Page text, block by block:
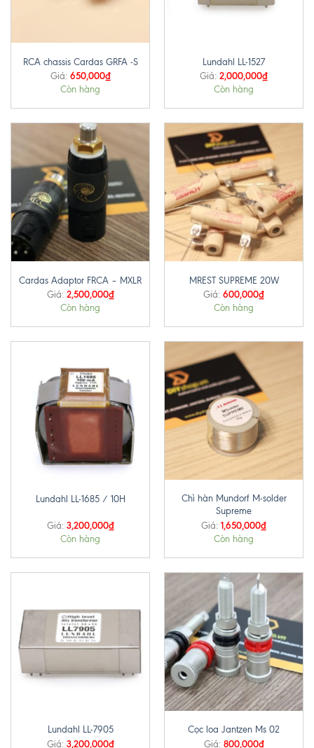
RCA chassis Cardas GRFA -S
Giá: 650,000₫
Còn hàng
Lundahl LL-1527
Giá: 2,000,000₫
Còn hàng
Cardas Adaptor FRCA – MXLR
Giá: 2,500,000₫
Còn hàng
MREST SUPREME 20W
Giá: 600,000₫
Còn hàng
Lundahl LL-1685 / 10H
Giá: 3,200,000₫
Còn hàng
Chì hàn Mundorf M-solder
Supreme
Giá: 1,650,000₫
Còn hàng
Lundahl LL-7905
Giá: 3,200,000₫
Cọc loa Jantzen Ms 02
Giá: 800,000₫